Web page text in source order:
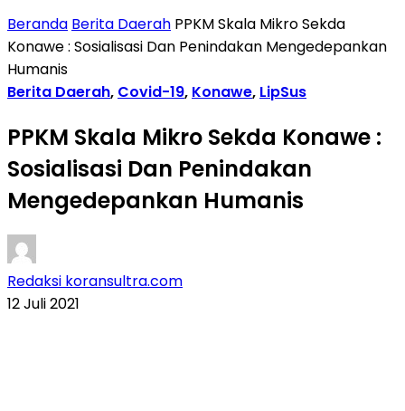
Beranda Berita Daerah PPKM Skala Mikro Sekda
Konawe : Sosialisasi Dan Penindakan Mengedepankan
Humanis
Berita Daerah, Covid-19, Konawe, LipSus
PPKM Skala Mikro Sekda Konawe :
Sosialisasi Dan Penindakan
Mengedepankan Humanis
Redaksi koransultra.com
12 Juli 2021